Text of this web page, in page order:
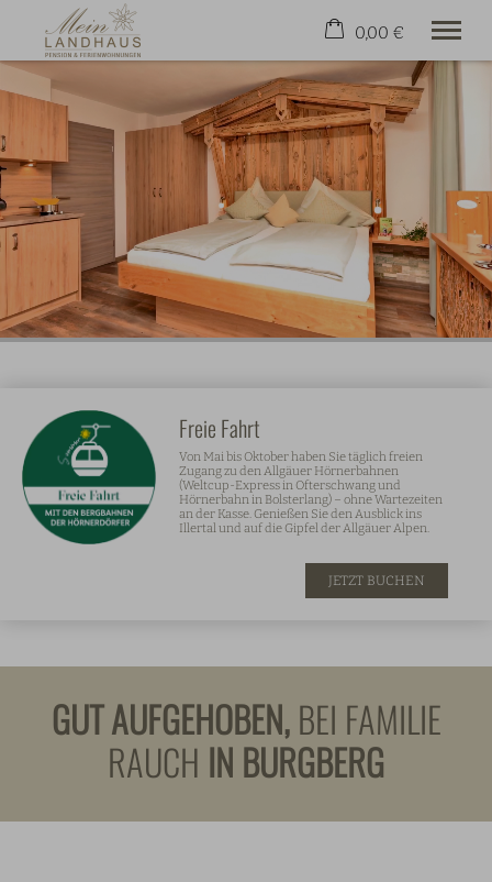
22. bis 29. August
2 Erwachsene
Gut aufgehoben
Wohnen & Preise
Kontakt & Service
Jetzt Buchen
0,00 €
Warenkorb ist leer
Freie Fahrt
Von Mai bis Oktober haben Sie täglich freien
Zugang zu den Allgäuer Hörnerbahnen
(Weltcup-Express in Ofterschwang und
Hörnerbahn in Bolsterlang) – ohne Wartezeiten
an der Kasse. Genießen Sie den Ausblick ins
Illertal und auf die Gipfel der Allgäuer Alpen.
JETZT BUCHEN
GUT AUFGEHOBEN,BEI FAMILIE
RAUCH IN BURGBERG